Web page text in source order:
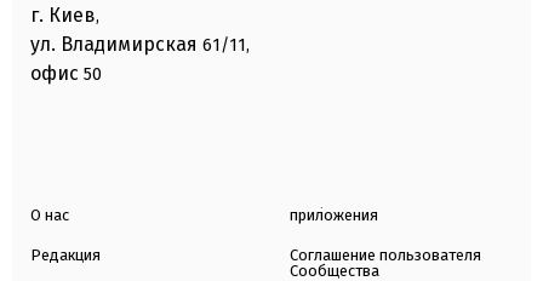
г. Киев,
ул. Владимирская 61/11,
офис 50
О нас
Редакция
приложения
Соглашение пользователя
Сообщества